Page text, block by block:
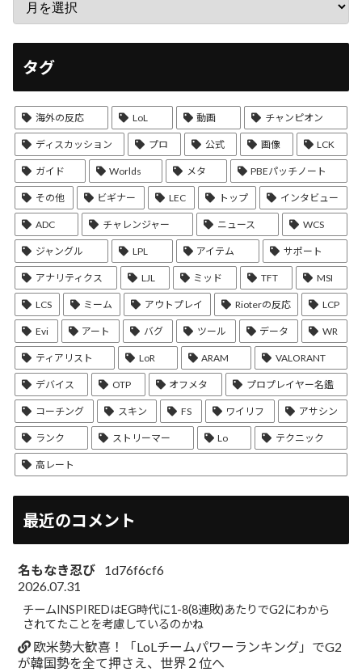
タグ
海外の反応 LoL 動画 チャンピオン
ディスカッション プロ 公式 画像 LCK
ガイド Worlds メタ PBEパッチノート
その他 ビギナー LEC トップ インタビュー
ADC チャレンジャー ニュース WCS
ジャングル LPL アイテム サポート
アナリティクス LJL ミッド TFT MSI
LCS ミーム アウトプレイ Rioterの反応 LCP
Evi アート バグ ツール データ WR
ティアリスト LoR ARAM VALORANT
デバイス OTP オフメタ プロプレイヤー名鑑
コーチング スキン FS ワイリフ アサシン
ランク ストリーマー Lo テクニック
高レート
最近のコメント
名もなき忍び
1d76f6cf6
2026.07.31
チームINSPIREDはEG時代に1-8(8連敗)あたりでG2にわから
されてたことを考慮しているのかね
欧米勢大歓喜！「LoLチームパワーランキング」でG2
が韓国勢を全て押さえ、世界２位へ